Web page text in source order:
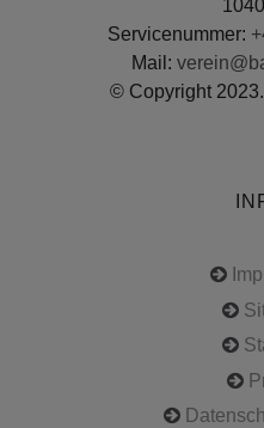
Servicenummer:
Mail:
© Copyright